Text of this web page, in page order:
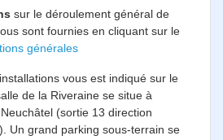
sur le déroulement général de
sont fournies en cliquant sur le
générales
vous est indiqué sur le
de la Riveraine se situe à
(sortie 13 direction
Un grand parking sous-terrain se